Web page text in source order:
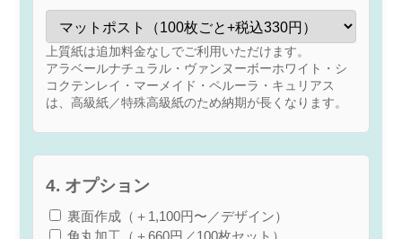
上質紙は追加料金なしでご利用いただけます。
アラベールナチュラル・ヴァンヌーボーホワイト・シ
コクテンレイ・マーメイド・ペルーラ・キュリアス
は、高級紙／特殊高級紙のため納期が長くなります。
4. オプション
裏面作成（＋1,100円〜／デザイン）
角丸加工（＋660円／100枚セット）